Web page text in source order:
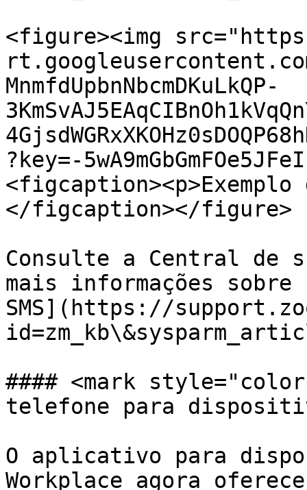
<figure><img
MnmfdUpbnNbcmDKuLkQP-
?key=-
<figcaption><p>Exemplo
</figcaption></figure>
Consulte a Central de
mais informações
SMS](https://
#### <mark
telefone para
O aplicativo para
Workplace agora oferece